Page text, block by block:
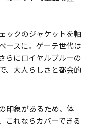
ックのジャケットを軸
ースに。ゲーテ世代は
らにロイヤルブルーの
、大人らしさと都会的
印象があるため、体
これならカバーできる